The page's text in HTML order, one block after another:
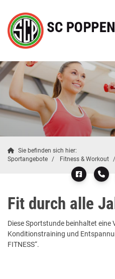
Sie befinden sich hier:
Sportangebote
Fitness & Workout
Fit durch alle
Diese Sportstunde beinhaltet eine
Konditionstraining und
FITNESS“.